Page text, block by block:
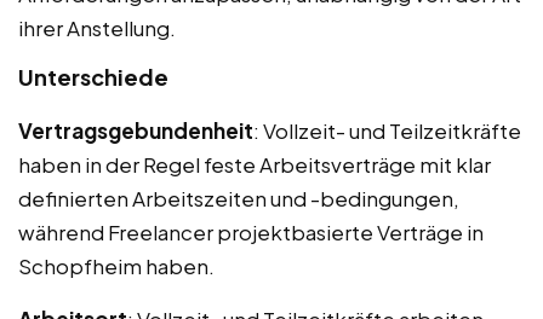
ihrer Anstellung.
Unterschiede
Vertragsgebundenheit: Vollzeit- und Teilzeitkräfte
haben in der Regel feste Arbeitsverträge mit klar
definierten Arbeitszeiten und -bedingungen,
während Freelancer projektbasierte Verträge in
Schopfheim haben.